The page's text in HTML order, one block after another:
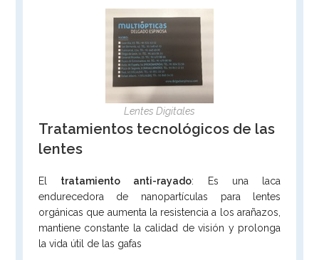
Lentes Digitales
Tratamientos tecnológicos de las
lentes
El tratamiento anti-rayado: Es una laca
endurecedora de nanopartículas para lentes
orgánicas que aumenta la resistencia a los arañazos,
mantiene constante la calidad de visión y prolonga
la vida útil de las gafas